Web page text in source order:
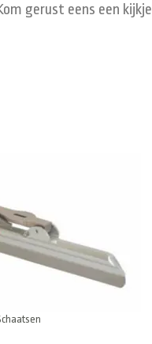
gerust eens een kijkje